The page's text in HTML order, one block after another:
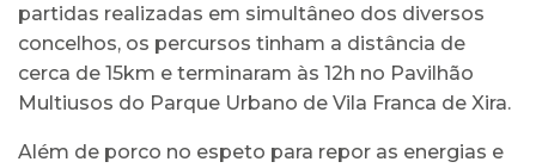
partidas realizadas em simultâneo dos diversos
concelhos, os percursos tinham a distância de
cerca de 15km e terminaram às 12h no Pavilhão
Multiusos do Parque Urbano de Vila Franca de Xira.
Além de porco no espeto para repor as energias e